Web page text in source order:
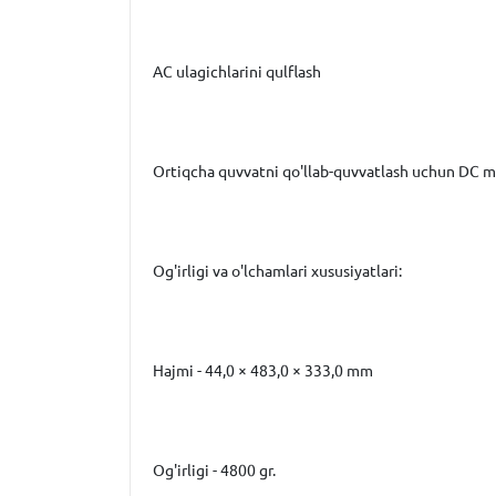
AC ulagichlarini qulflash
Ortiqcha quvvatni qo'llab-quvvatlash uchun DC
Og'irligi va o'lchamlari xususiyatlari:
Hajmi - 44,0 × 483,0 × 333,0 mm
Og'irligi - 4800 gr.